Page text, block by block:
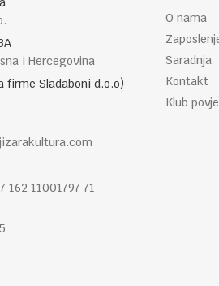
i Hercegovina
firme Sladaboni d.o.o)
162 11001797 71
O nama
Saradnja
Kontakt
Klub